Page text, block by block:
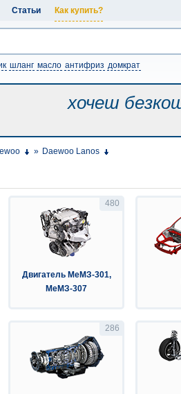
Статьи Как купить?
шланг масло антифриз домкрат
хочеш
» Daewoo Lanos
480
Двигатель МеМЗ-301,
МеМЗ-307
286